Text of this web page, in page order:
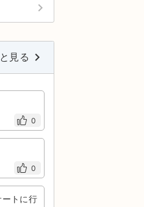
keyboard_arrow_right
見る keyboard_arrow_right
0
0
ートに行